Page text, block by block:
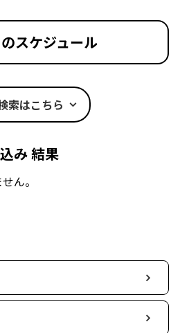
スケジュール
索はこちら
み 結果
ん。